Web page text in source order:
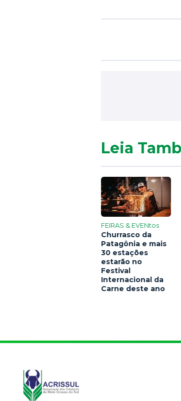
Leia
FEIRAS & EVENtos
Churrasco da
Patagônia e mais
30 estações
estarão no
Festival
Internacional da
Carne deste ano